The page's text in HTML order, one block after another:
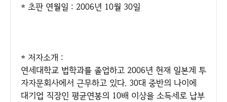
* 초판 연월일 : 2006년 10월 30일
* 저자소개 :
연세대학교 법학과를 졸업하고 2006년 현재 일본계 투
자자문회사에서 근무하고 있다. 30대 중반의 나이에
대기업 직장인 평균연봉의 10배 이상을 소득세로 납부